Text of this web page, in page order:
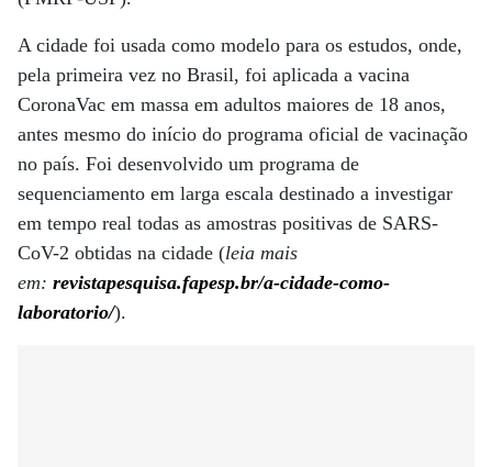
A cidade foi usada como modelo para os estudos, onde,
pela primeira vez no Brasil, foi aplicada a vacina
CoronaVac em massa em adultos maiores de 18 anos,
antes mesmo do início do programa oficial de vacinação
no país. Foi desenvolvido um programa de
sequenciamento em larga escala destinado a investigar
em tempo real todas as amostras positivas de SARS-
CoV-2 obtidas na cidade (leia mais
em: revistapesquisa.fapesp.br/a-cidade-como-
laboratorio/).